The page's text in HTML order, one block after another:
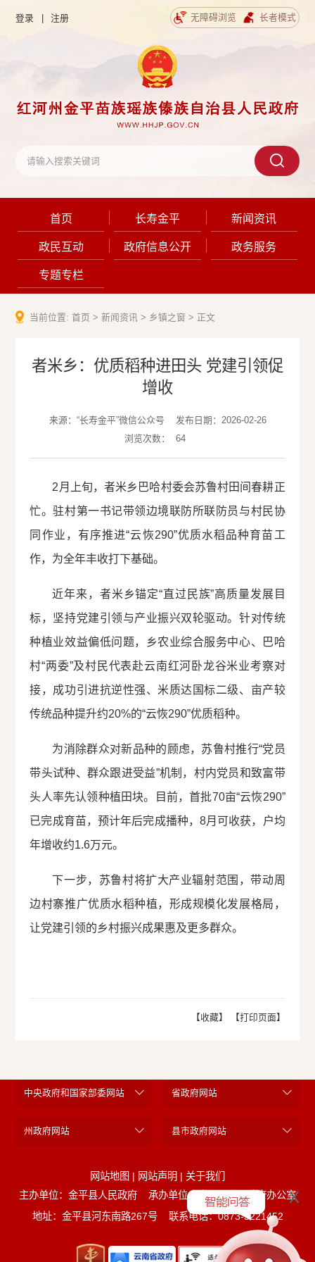
登录 | 注册 无障碍浏览 长者模式
首页 长寿金平 新闻资讯
政民互动 政府信息公开 政务服务
专题专栏
当前位置:首页 >新闻资讯 > 乡镇之窗 > 正文
者米乡：优质稻种进田头 党建引领促
增收
来源：“长寿金平”微信公众号
发布日期：2026-02-26
浏览次数：
64
2月上旬，者米乡巴哈村委会苏鲁村田间春耕正
忙。驻村第一书记带领边境联防所联防员与村民协
同作业，有序推进“云恢290”优质水稻品种育苗工
作，为全年丰收打下基础。
近年来，者米乡锚定“直过民族”高质量发展目
标，坚持党建引领与产业振兴双轮驱动。针对传统
种植业效益偏低问题，乡农业综合服务中心、巴哈
村“两委”及村民代表赴云南红河卧龙谷米业考察对
接，成功引进抗逆性强、米质达国标二级、亩产较
传统品种提升约20%的“云恢290”优质稻种。
为消除群众对新品种的顾虑，苏鲁村推行“党员
带头试种、群众跟进受益”机制，村内党员和致富带
头人率先认领种植田块。目前，首批70亩“云恢290”
已完成育苗，预计年后完成播种，8月可收获，户均
年增收约1.6万元。
下一步，苏鲁村将扩大产业辐射范围，带动周
边村寨推广优质水稻种植，形成规模化发展格局，
让党建引领的乡村振兴成果惠及更多群众。
【收藏】 【打印页面】
中央政府和国家部委网站 省政府网站
州政府网站 县市政府网站
网站地图 | 网站声明 | 关于我们
主办单位：金平县人民政府
承办单位：金平县人民政府办公室
地址：金平县河东南路267号
联系电话：0873-5221452
x